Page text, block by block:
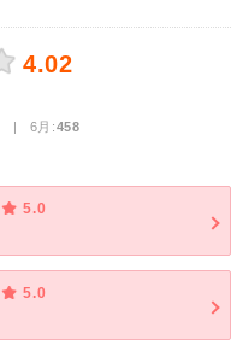
4.02
| 6月:458
5.0
5.0